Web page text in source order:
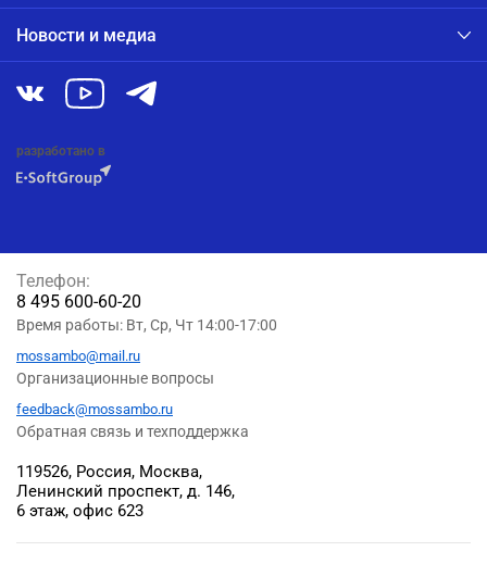
Новости и медиа
разработано в
119526, Россия, Москва,
Ленинский проспект, д. 146,
6 этаж, офис 623
Телефон:
8 495 600-60-20
Время работы: Вт, Ср, Чт 14:00-17:00
mossambo@mail.ru
Организационные вопросы
feedback@mossambo.ru
Обратная связь и техподдержка